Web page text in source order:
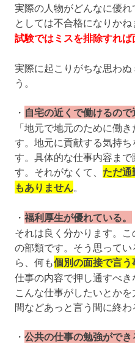
実際の人物がどんなに優
としては不合格になりかね
試験ではミスを排除すれ
実際に起こりがちな思わ
う。
・ 自宅の近くで働けるので
「地元で地元のために働
す。地元に貢献する気持
す。具体的な仕事内容ま
す。それがなくて、 ただ通
もありません
・ 福利厚生が優れている。
それは良く分かります。
の部類です。そう思って
ら、何も個別の面接で言
仕事の内容で押し通すべ
こんな仕事がしたいとか
間などあっと言う間に終わ
・ 公共の仕事の勉強ができ